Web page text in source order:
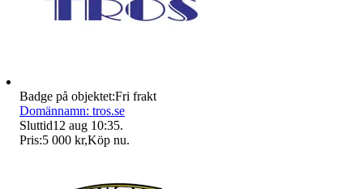
Badge på objektet:Fri frakt
Domännamn: tros.se
Sluttid12 aug 10:35.
Pris:5 000 kr,Köp nu.